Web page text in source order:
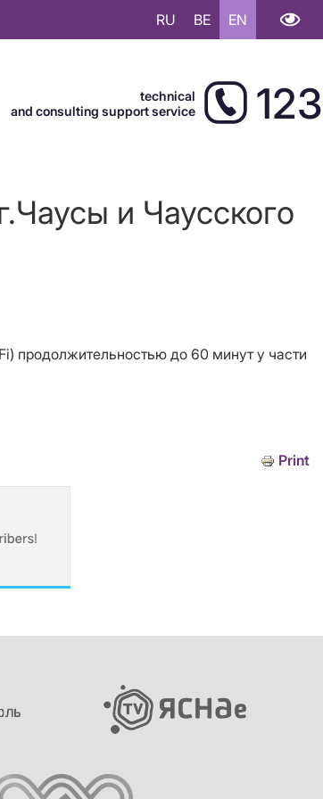
RU BE EN
technical
and consulting support service
123
и Чаусского
продолжительностью до 60 минут у части
Print